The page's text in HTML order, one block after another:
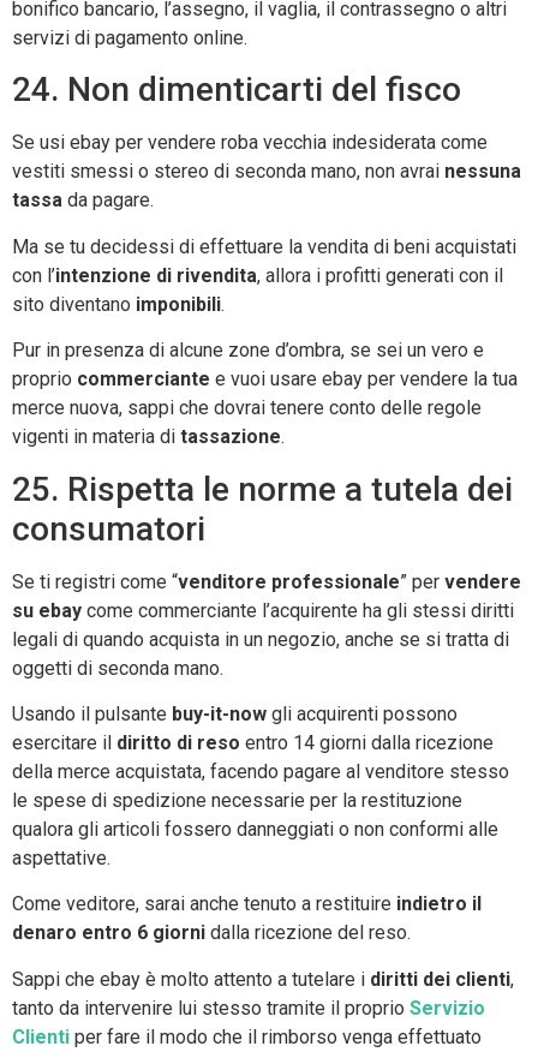
bonifico bancario, l’assegno, il vaglia, il contrassegno o altri
servizi di pagamento online.
24. Non dimenticarti del fisco
Se usi ebay per vendere roba vecchia indesiderata come
vestiti smessi o stereo di seconda mano, non avrai nessuna
tassa da pagare.
Ma se tu decidessi di effettuare la vendita di beni acquistati
con l’intenzione di rivendita, allora i profitti generati con il
sito diventano imponibili.
Pur in presenza di alcune zone d’ombra, se sei un vero e
proprio commerciante e vuoi usare ebay per vendere la tua
merce nuova, sappi che dovrai tenere conto delle regole
vigenti in materia di tassazione.
25. Rispetta le norme a tutela dei
consumatori
Se ti registri come “venditore professionale” per vendere
su ebay come commerciante l’acquirente ha gli stessi diritti
legali di quando acquista in un negozio, anche se si tratta di
oggetti di seconda mano.
Usando il pulsante buy-it-now gli acquirenti possono
esercitare il diritto di reso entro 14 giorni dalla ricezione
della merce acquistata, facendo pagare al venditore stesso
le spese di spedizione necessarie per la restituzione
qualora gli articoli fossero danneggiati o non conformi alle
aspettative.
Come veditore, sarai anche tenuto a restituire indietro il
denaro entro 6 giorni dalla ricezione del reso.
Sappi che ebay è molto attento a tutelare i diritti dei clienti,
tanto da intervenire lui stesso tramite il proprio Servizio
Clienti per fare il modo che il rimborso venga effettuato